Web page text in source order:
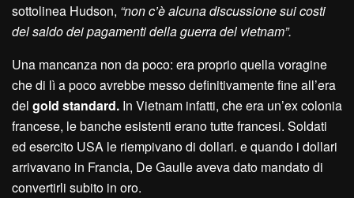
sottolinea Hudson, “non c’è alcuna discussione sui costi
del saldo dei pagamenti della guerra del vietnam”.
Una mancanza non da poco: era proprio quella voragine
che di lì a poco avrebbe messo definitivamente fine all’era
del gold standard. In Vietnam infatti, che era un’ex colonia
francese, le banche esistenti erano tutte francesi. Soldati
ed esercito USA le riempivano di dollari. e quando i dollari
arrivavano in Francia, De Gaulle aveva dato mandato di
convertirli subito in oro.